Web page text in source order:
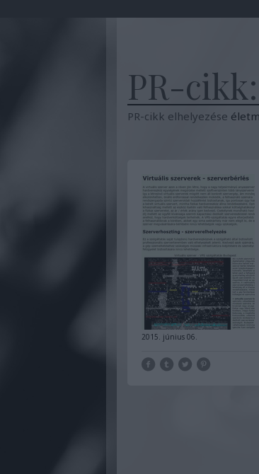
PR-
PR-cikk elhelyezése
2015. június 06.